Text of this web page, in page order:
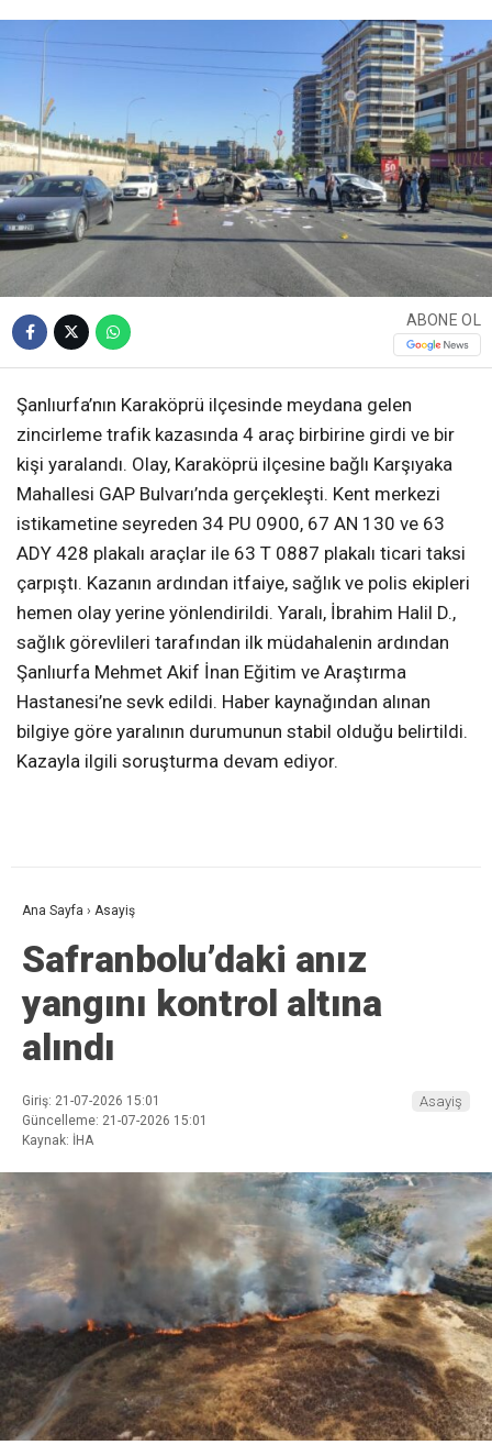
ABONE OL
Şanlıurfa’nın Karaköprü ilçesinde meydana gelen
zincirleme trafik kazasında 4 araç birbirine girdi ve bir
kişi yaralandı. Olay, Karaköprü ilçesine bağlı Karşıyaka
Mahallesi GAP Bulvarı’nda gerçekleşti. Kent merkezi
istikametine seyreden 34 PU 0900, 67 AN 130 ve 63
ADY 428 plakalı araçlar ile 63 T 0887 plakalı ticari taksi
çarpıştı. Kazanın ardından itfaiye, sağlık ve polis ekipleri
hemen olay yerine yönlendirildi. Yaralı, İbrahim Halil D.,
sağlık görevlileri tarafından ilk müdahalenin ardından
Şanlıurfa Mehmet Akif İnan Eğitim ve Araştırma
Hastanesi’ne sevk edildi. Haber kaynağından alınan
bilgiye göre yaralının durumunun stabil olduğu belirtildi.
Kazayla ilgili soruşturma devam ediyor.
Ana Sayfa › Asayiş
Safranbolu’daki anız
yangını kontrol altına
alındı
Giriş: 21-07-2026 15:01
Güncelleme: 21-07-2026 15:01
Kaynak: İHA
Asayiş